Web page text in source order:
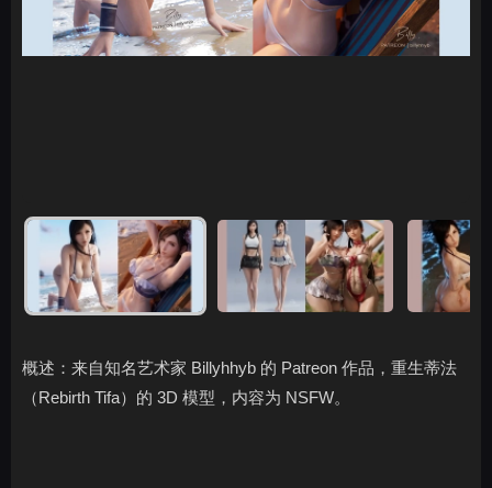
概述：来自知名艺术家 Billyhhyb 的 Patreon 作品，重生蒂法
（Rebirth Tifa）的 3D 模型，内容为 NSFW。